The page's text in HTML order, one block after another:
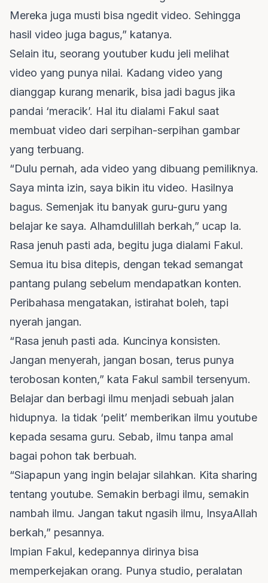
Mereka juga musti bisa ngedit video. Sehingga
hasil video juga bagus,” katanya.
Selain itu, seorang youtuber kudu jeli melihat
video yang punya nilai. Kadang video yang
dianggap kurang menarik, bisa jadi bagus jika
pandai ‘meracik’. Hal itu dialami Fakul saat
membuat video dari serpihan-serpihan gambar
yang terbuang.
“Dulu pernah, ada video yang dibuang pemiliknya.
Saya minta izin, saya bikin itu video. Hasilnya
bagus. Semenjak itu banyak guru-guru yang
belajar ke saya. Alhamdulillah berkah,” ucap Ia.
Rasa jenuh pasti ada, begitu juga dialami Fakul.
Semua itu bisa ditepis, dengan tekad semangat
pantang pulang sebelum mendapatkan konten.
Peribahasa mengatakan, istirahat boleh, tapi
nyerah jangan.
“Rasa jenuh pasti ada. Kuncinya konsisten.
Jangan menyerah, jangan bosan, terus punya
terobosan konten,” kata Fakul sambil tersenyum.
Belajar dan berbagi ilmu menjadi sebuah jalan
hidupnya. Ia tidak ‘pelit’ memberikan ilmu youtube
kepada sesama guru. Sebab, ilmu tanpa amal
bagai pohon tak berbuah.
“Siapapun yang ingin belajar silahkan. Kita sharing
tentang youtube. Semakin berbagi ilmu, semakin
nambah ilmu. Jangan takut ngasih ilmu, InsyaAllah
berkah,” pesannya.
Impian Fakul, kedepannya dirinya bisa
memperkejakan orang. Punya studio, peralatan